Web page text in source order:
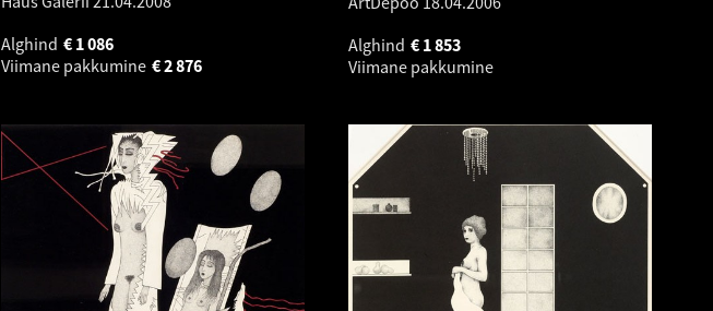
Alghind
1 086
€
Viimane pakkumine
2 876
€
Alghind
1 853
€
Viimane pakkumine